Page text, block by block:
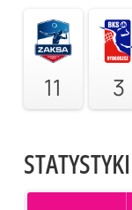
11 3